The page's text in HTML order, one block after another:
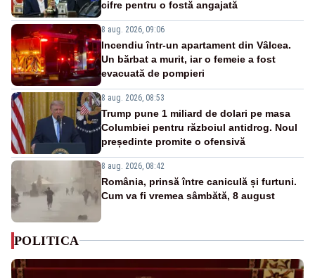
cifre pentru o fostă angajată
8 aug. 2026, 09:06
Incendiu într-un apartament din Vâlcea.
Un bărbat a murit, iar o femeie a fost
evacuată de pompieri
8 aug. 2026, 08:53
Trump pune 1 miliard de dolari pe masa
Columbiei pentru războiul antidrog. Noul
președinte promite o ofensivă
8 aug. 2026, 08:42
România, prinsă între caniculă și furtuni.
Cum va fi vremea sâmbătă, 8 august
POLITICA